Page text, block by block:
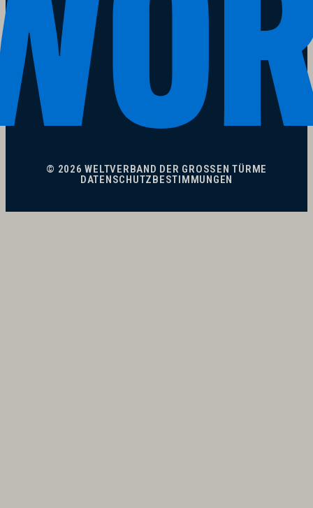
© 2026 WELTVERBAND DER GROSSEN TÜRME
DATENSCHUTZBESTIMMUNGEN